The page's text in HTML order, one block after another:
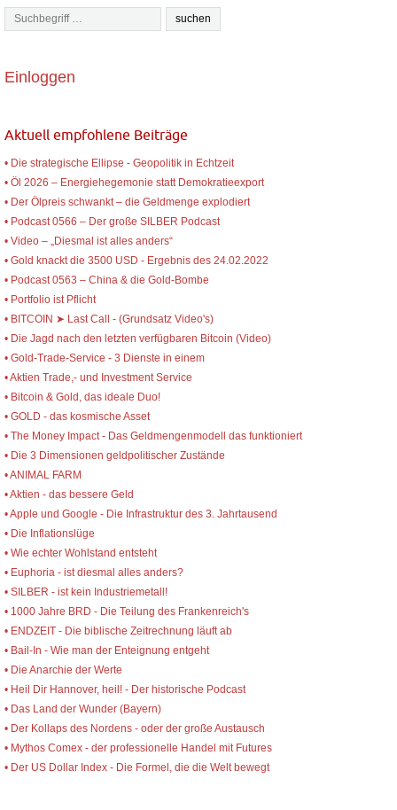
Einloggen
Aktuell empfohlene Beiträge
• Die strategische Ellipse - Geopolitik in Echtzeit
• Öl 2026 – Energiehegemonie statt Demokratieexport
• Der Ölpreis schwankt – die Geldmenge explodiert
• Podcast 0566 – Der große SILBER Podcast
• Video – „Diesmal ist alles anders“
• Gold knackt die 3500 USD - Ergebnis des 24.02.2022
• Podcast 0563 – China & die Gold-Bombe
• Portfolio ist Pflicht
• BITCOIN ➤ Last Call - (Grundsatz Video's)
• Die Jagd nach den letzten verfügbaren Bitcoin (Video)
• Gold-Trade-Service - 3 Dienste in einem
• Aktien Trade,- und Investment Service
• Bitcoin & Gold, das ideale Duo!
• GOLD - das kosmische Asset
• The Money Impact - Das Geldmengenmodell das funktioniert
• Die 3 Dimensionen geldpolitischer Zustände
• ANIMAL FARM
• Aktien - das bessere Geld
• Apple und Google - Die Infrastruktur des 3. Jahrtausend
• Die Inflationslüge
• Wie echter Wohlstand entsteht
• Euphoria - ist diesmal alles anders?
• SILBER - ist kein Industriemetall!
• 1000 Jahre BRD - Die Teilung des Frankenreich's
• ENDZEIT - Die biblische Zeitrechnung läuft ab
• Bail-In - Wie man der Enteignung entgeht
• Die Anarchie der Werte
• Heil Dir Hannover, heil! - Der historische Podcast
• Das Land der Wunder (Bayern)
• Der Kollaps des Nordens - oder der große Austausch
• Mythos Comex - der professionelle Handel mit Futures
• Der US Dollar Index - Die Formel, die die Welt bewegt